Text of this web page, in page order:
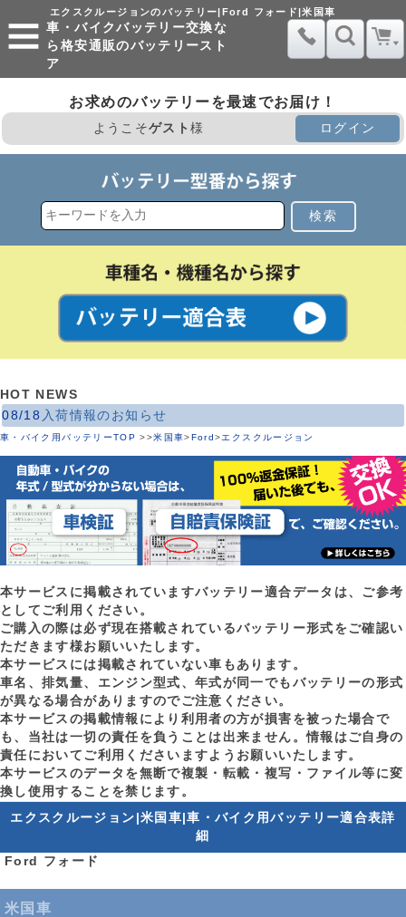
エクスクルージョンのバッテリー|Ford フォード|米国車
車・バイクバッテリー交換な
ら格安通販のバッテリースト
ア
お求めのバッテリーを最速でお届け！
ようこそゲスト様 ログイン
検索
HOT NEWS
08/18 入荷情報のお知らせ
車・バイク用バッテリーTOP >>米国車> Ford>エクスクルージョン
本サービスに掲載されていますバッテリー適合データは、ご参考
としてご利用ください。
ご購入の際は必ず現在搭載されているバッテリー形式をご確認い
ただきます様お願いいたします。
本サービスには掲載されていない車もあります。
車名、排気量、エンジン型式、年式が同一でもバッテリーの形式
が異なる場合がありますのでご注意ください。
本サービスの掲載情報により利用者の方が損害を被った場合で
も、当社は一切の責任を負うことは出来ません。情報はご自身の
責任においてご利用くださいますようお願いいたします。
本サービスのデータを無断で複製・転載・複写・ファイル等に変
換し使用することを禁じます。
エクスクルージョン|米国車|車・バイク用バッテリー適合表詳
細
Ford フォード
米国車